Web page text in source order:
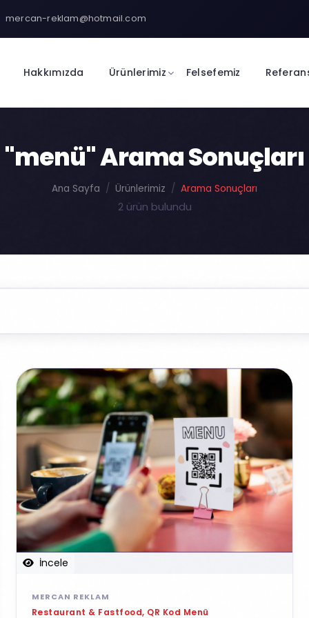
mercan-reklam@hotmail.com
Hakkımızda Ürünlerimiz Felsefemiz
"menü" Arama Sonuçları
Ana Sayfa Ürünlerimiz Arama Sonuçları
2 ürün bulundu
İncele
MERCAN REKLAM
Restaurant & Fastfood, QR Kod Menü